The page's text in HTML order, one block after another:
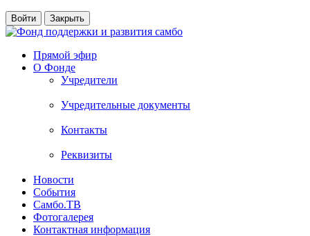
Прямой эфир
О Фонде
Учредители
Учредительные документы
Контакты
Реквизиты
Новости
События
Самбо.ТВ
Фотогалерея
Контактная информация